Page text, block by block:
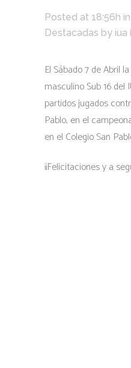
Posted at 18:56h in
Destacadas by iua
El Sábado 7 de Abril
masculino Sub 16 del
partidos jugados
Pablo, en el
en el Colegio San
¡¡Felicitaciones y a